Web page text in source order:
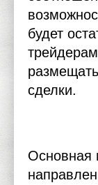
будет
сделки.
Основная